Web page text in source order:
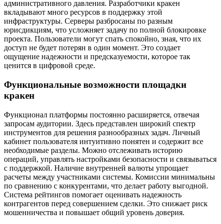
административного давления. Разработчики кракен
вкладывают много ресурсов в поддержку этой
инфраструктуры. Серверы разбросаны по разным
юрисдикциям, что усложняет задачу по полной блокировке
проекта. Пользователи могут спать спокойно, зная, что их
доступ не будет потерян в один момент. Это создает
ощущение надежности и предсказуемости, которое так
ценится в цифровой среде.
Функциональные возможности площадки
кракен
Функционал платформы постоянно расширяется, отвечая
запросам аудитории. Здесь представлен широкий спектр
инструментов для решения разнообразных задач. Личный
кабинет пользователя интуитивно понятен и содержит все
необходимые разделы. Можно отслеживать историю
операций, управлять настройками безопасности и связываться
с поддержкой. Наличие внутренней валюты упрощает
расчеты между участниками системы. Комиссии минимальны
по сравнению с конкурентами, что делает работу выгодной.
Система рейтингов помогает оценивать надежность
контрагентов перед совершением сделки. Это снижает риск
мошенничества и повышает общий уровень доверия.